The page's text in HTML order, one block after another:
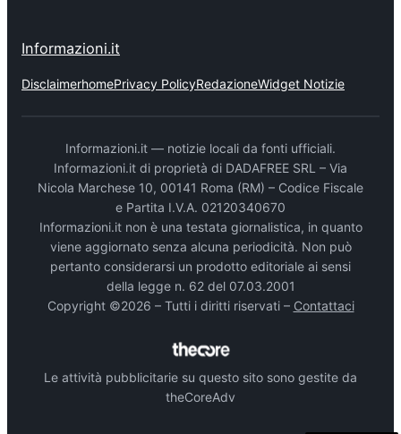
Informazioni.it
DisclaimerhomePrivacy PolicyRedazioneWidget Notizie
Informazioni.it — notizie locali da fonti ufficiali.
Informazioni.it di proprietà di DADAFREE SRL – Via
Nicola Marchese 10, 00141 Roma (RM) – Codice Fiscale
e Partita I.V.A. 02120340670
Informazioni.it non è una testata giornalistica, in quanto
viene aggiornato senza alcuna periodicità. Non può
pertanto considerarsi un prodotto editoriale ai sensi
della legge n. 62 del 07.03.2001
Copyright ©2026 – Tutti i diritti riservati – Contattaci
Le attività pubblicitarie su questo sito sono gestite da
theCoreAdv